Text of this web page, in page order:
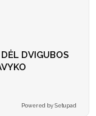
DVIGUBOS
Powered by Setupad